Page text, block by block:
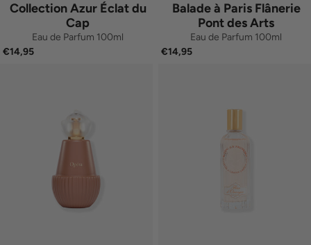
Collection Azur Éclat du
Cap
Eau de Parfum 100ml
€14,95
Balade à Paris Flânerie
Pont des Arts
Eau de Parfum 100ml
€14,95